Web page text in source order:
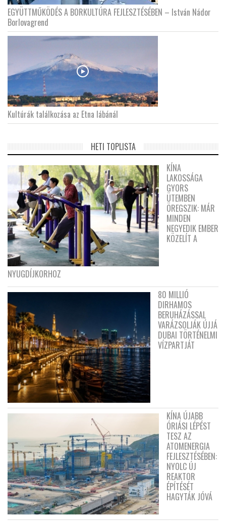
EGYÜTTMŰKÖDÉS A BORKULTÚRA FEJLESZTÉSÉBEN – István Nádor
Borlovagrend
Kultúrák találkozása az Etna lábánál
HETI TOPLISTA
KÍNA
LAKOSSÁGA
GYORS
ÜTEMBEN
ÖREGSZIK: MÁR
MINDEN
NEGYEDIK EMBER
KÖZELÍT A
NYUGDÍJKORHOZ
80 MILLIÓ
DIRHAMOS
BERUHÁZÁSSAL
VARÁZSOLJÁK ÚJJÁ
DUBAI TÖRTÉNELMI
VÍZPARTJÁT
KÍNA ÚJABB
ÓRIÁSI LÉPÉST
TESZ AZ
ATOMENERGIA
FEJLESZTÉSÉBEN:
NYOLC ÚJ
REAKTOR
ÉPÍTÉSÉT
HAGYTÁK JÓVÁ